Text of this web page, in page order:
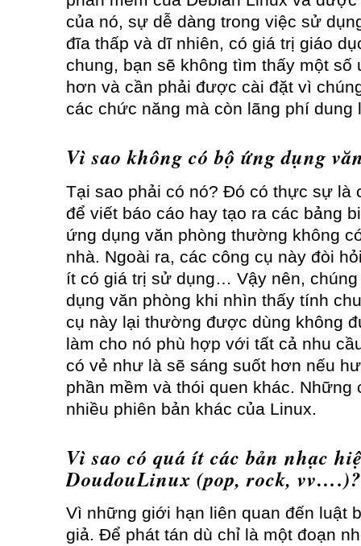
của nó, sự dễ dàng trong việc sử
đĩa thấp và dĩ nhiên, có giá trị giáo
chung, bạn sẽ không tìm thấy một số
hơn và cần phải được cài đặt vì
các chức năng mà còn lãng phí dung
Vì sao không có bộ ứng dụng
Tại sao phải có nó? Đó có thực sự là
để viết báo cáo hay tạo ra các bảng
ứng dụng văn phòng thường không
nhà. Ngoài ra, các công cụ này đòi
ít có giá trị sử dụng… Vậy nên,
dụng văn phòng khi nhìn thấy tính
cụ này lại thường được dùng không
làm cho nó phù hợp với tất cả nhu
có vẻ như là sẽ sáng suốt hơn nếu
phần mềm và thói quen khác. Những
nhiều phiên bản khác của Linux.
Vì sao có quá ít các bản nhạc
DoudouLinux (pop, rock, vv….)?
Vì những giới hạn liên quan đến luật
giả. Để phát tán dù chỉ là một đoạn